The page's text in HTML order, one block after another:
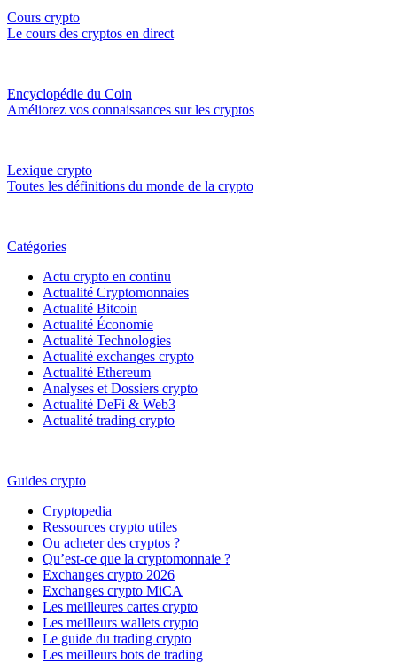
Cours crypto
Le cours des cryptos en direct
Encyclopédie du Coin
Améliorez vos connaissances sur les cryptos
Lexique crypto
Toutes les définitions du monde de la crypto
Catégories
Actu crypto en continu
Actualité Cryptomonnaies
Actualité Bitcoin
Actualité Économie
Actualité Technologies
Actualité exchanges crypto
Actualité Ethereum
Analyses et Dossiers crypto
Actualité DeFi & Web3
Actualité trading crypto
Guides crypto
Cryptopedia
Ressources crypto utiles
Ou acheter des cryptos ?
Qu’est-ce que la cryptomonnaie ?
Exchanges crypto 2026
Exchanges crypto MiCA
Les meilleures cartes crypto
Les meilleurs wallets crypto
Le guide du trading crypto
Les meilleurs bots de trading